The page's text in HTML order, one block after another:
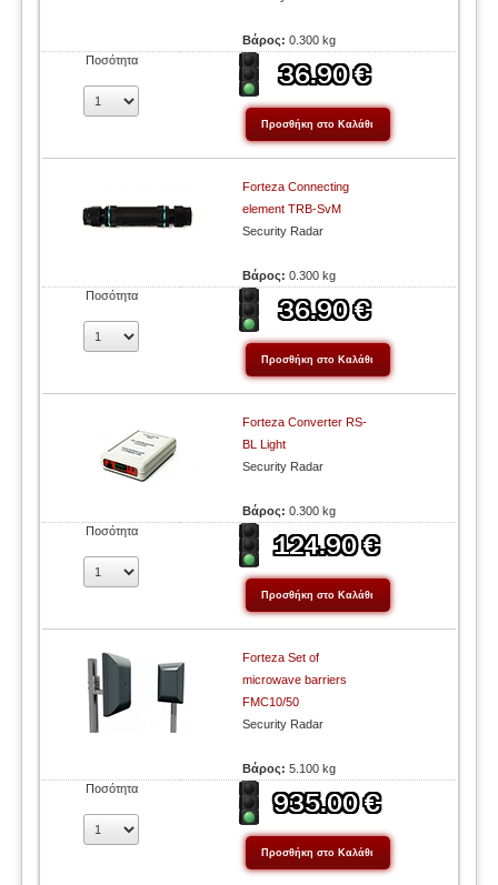
Βάρος:0.300 kg
Ποσότητα
Forteza Connecting
element TRB-SvM
Security Radar
Βάρος:0.300 kg
Ποσότητα
Forteza Converter RS-
BL Light
Security Radar
Βάρος:0.300 kg
Ποσότητα
Forteza Set of
microwave barriers
FMC10/50
Security Radar
Βάρος:5.100 kg
Ποσότητα